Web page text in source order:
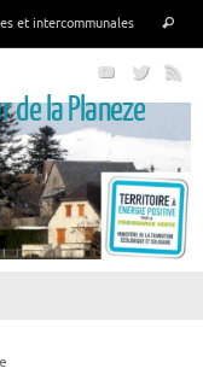
et intercommunales
de la Planeze